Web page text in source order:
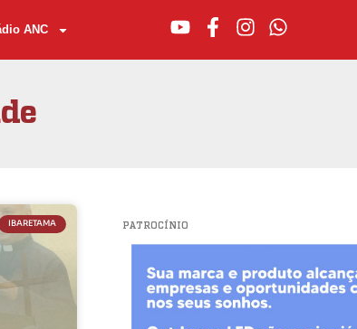
ANC
IBARETAMA PATROCÍNIO